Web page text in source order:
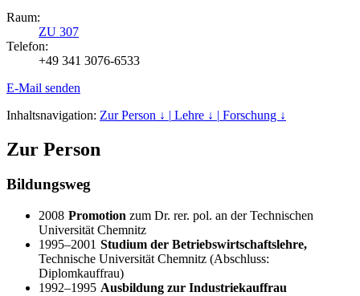
Raum:
ZU 307
Telefon:
+49 341 3076-6533
E-Mail senden
Inhaltsnavigation: Zur Person ↓ | Lehre ↓ | Forschung ↓
Zur Person
Bildungsweg
2008 Promotion zum Dr. rer. pol. an der Technischen
Universität Chemnitz
1995–2001 Studium der Betriebswirtschaftslehre,
Technische Universität Chemnitz (Abschluss:
Diplomkauffrau)
1992–1995 Ausbildung zur Industriekauffrau